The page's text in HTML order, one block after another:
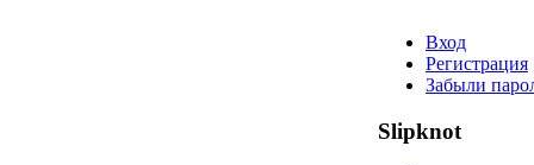
Вход
Регистрация
Забыли
Slipknot